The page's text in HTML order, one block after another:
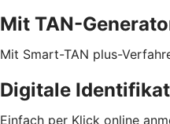
Mit TAN-
Mit Smart-TAN plus-
Digitale
Einfach per Klick online